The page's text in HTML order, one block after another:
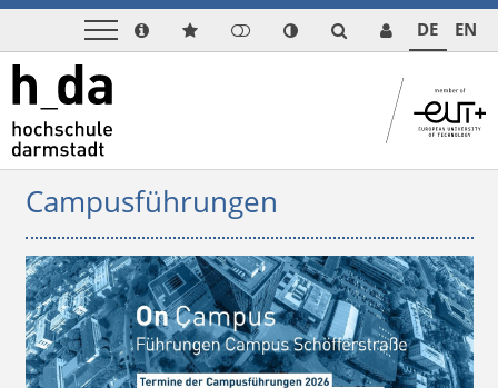
DE EN
Campusführungen